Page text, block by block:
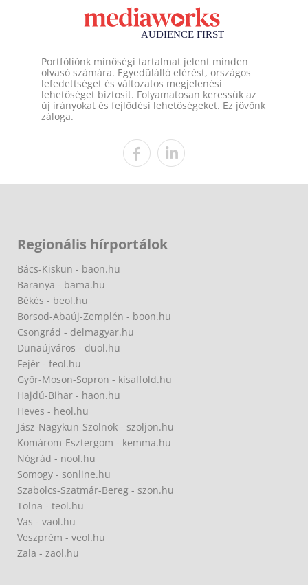
Portfóliónk minőségi tartalmat jelent minden
olvasó számára. Egyedülálló elérést, országos
lefedettséget és változatos megjelenési
lehetőséget biztosít. Folyamatosan keressük az
új irányokat és fejlődési lehetőségeket. Ez jövőnk
záloga.
Regionális hírportálok
Bács-Kiskun - baon.hu
Baranya - bama.hu
Békés - beol.hu
Borsod-Abaúj-Zemplén - boon.hu
Csongrád - delmagyar.hu
Dunaújváros - duol.hu
Fejér - feol.hu
Győr-Moson-Sopron - kisalfold.hu
Hajdú-Bihar - haon.hu
Heves - heol.hu
Jász-Nagykun-Szolnok - szoljon.hu
Komárom-Esztergom - kemma.hu
Nógrád - nool.hu
Somogy - sonline.hu
Szabolcs-Szatmár-Bereg - szon.hu
Tolna - teol.hu
Vas - vaol.hu
Veszprém - veol.hu
Zala - zaol.hu